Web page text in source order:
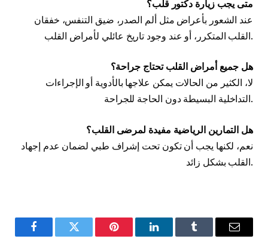
متى يجب زيارة دكتور قلب؟
عند الشعور بأعراض مثل ألم الصدر، ضيق التنفس، خفقان
القلب المتكرر، أو عند وجود تاريخ عائلي لأمراض القلب.
هل جميع أمراض القلب تحتاج جراحة؟
لا، الكثير من الحالات يمكن علاجها بالأدوية أو الإجراءات
التداخلية البسيطة دون الحاجة للجراحة.
هل التمارين الرياضية مفيدة لمرضى القلب؟
نعم، لكنها يجب أن تكون تحت إشراف طبي لضمان عدم إجهاد
القلب بشكل زائد.
FacebookTwitter Pinterest LinkedInTumblr Email